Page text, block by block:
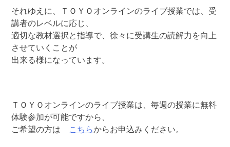
それゆえに、ＴＯＹＯオンラインのライブ授業では、受
講者のレベルに応じ、
適切な教材選択と指導で、徐々に受講生の読解力を向上
させていくことが
出来る様になっています。
ＴＯＹＯオンラインのライブ授業は、毎週の授業に無料
体験参加が可能ですから、
ご希望の方は
こちらからお申込みください。